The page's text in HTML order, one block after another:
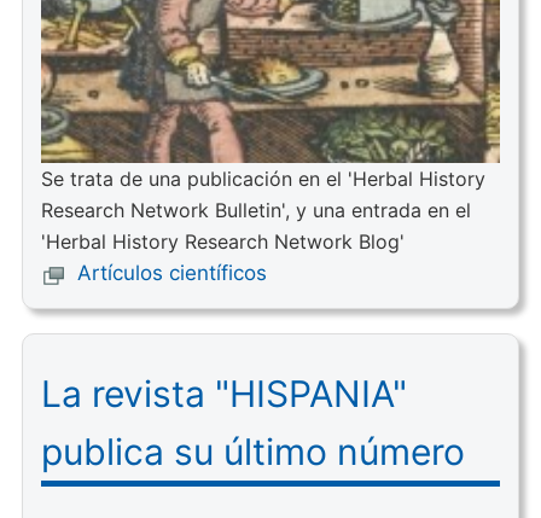
Se trata de una publicación en el 'Herbal History
Research Network Bulletin', y una entrada en el
'Herbal History Research Network Blog'
Artículos científicos
La revista "HISPANIA"
publica su último número